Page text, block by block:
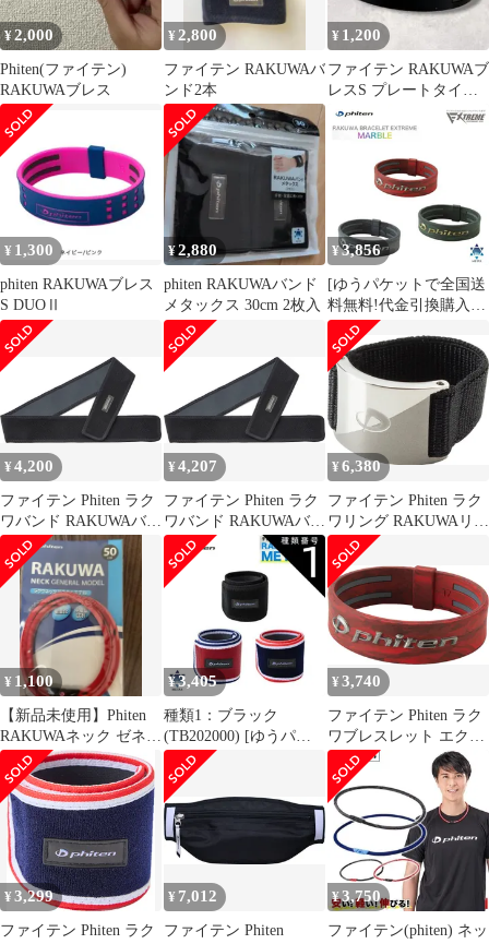
¥2,000
Phiten(ファイテン)
RAKUWAブレス
¥2,800
ファイテン RAKUWAバ
ンド2本
¥ 1,200
ファイテン RAKUWAブ
レスS プレートタイプ
リバーシブル 17cm
黒 赤
¥ 1,300
phiten RAKUWAブレス
S DUOⅡ
¥2,880
phiten RAKUWAバンド
メタックス 30cm 2枚入
¥ 3,856
[ゆうパケットで全国送
料無料!代金引換購入不
可／配達日時指定不可]
ファイテン(PHITEN)
RAKUWAブレスレット
EXTREME マーブル
17cm (3カラー) ※安心
のお荷物追跡番号有り
¥4,200
ファイテン Phiten ラク
ワバンド RAKUWAバン
ド メタックス ブラック
85cm サポーター 腰 骨
盤 ランニング スポーツ
吸汗速乾 体幹
TB203060 ブラック
¥4,207
ファイテン Phiten ラク
ワバンド RAKUWAバン
ド メタックス ブラック
95cm サポーター 腰 骨
盤 ランニング スポーツ
吸汗速乾 体幹
TB203062 ブラック
¥6,380
ファイテン Phiten ラク
ワリング RAKUWAリン
グ メンズ レディース
スラッシュ 指輪 リング
チタンアクセサリー 磁
気アクセサリ― メタッ
クス 健康アクセサリ―
RR217000 -
¥ 1,100
【新品未使用】Phiten
RAKUWAネック ゼネラ
ルモデル レッド 50cm
¥3,405
種類1：ブラック
(TB202000) [ゆうパケ
ットで全国送料無料!代
金引換購入不可／配達
日時指定不可] ファイ
テン(PHITEN)
RAKUWAバンド メタッ
クス (2枚入り)
[0423TB202] ※安心の
お荷物追跡番号有り
¥3,740
ファイテン Phiten ラク
ワブレスレット エクス
トリーム RAKUWAブレ
スレット EXTREME マ
ーブル レッド 17cm ス
ポーツブレスレット シ
リコン メタックス
TG913025 レッド
¥ 3,299
ファイテン Phiten ラク
¥ 7,012
ファイテン Phiten
¥3,750
ファイテン(phiten) ネッ